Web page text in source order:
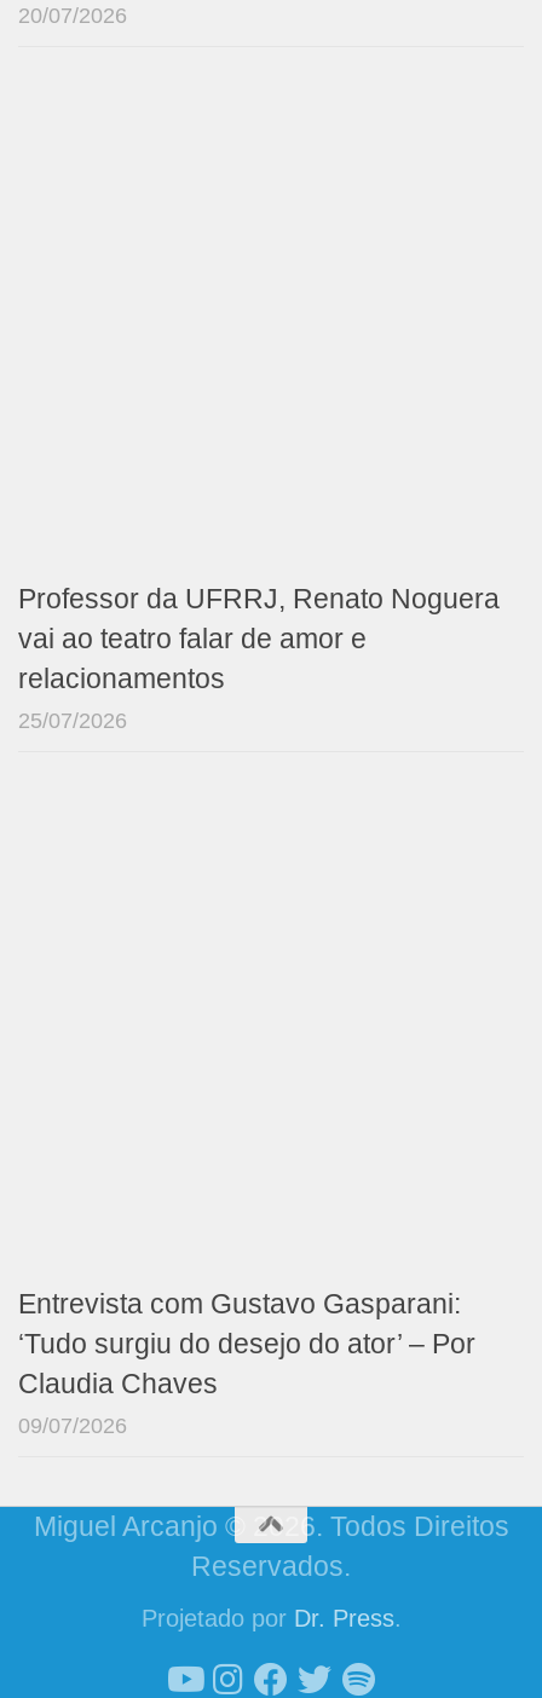
20/07/2026
Professor da UFRRJ, Renato Noguera
vai ao teatro falar de amor e
relacionamentos
25/07/2026
Entrevista com Gustavo Gasparani:
‘Tudo surgiu do desejo do ator’ – Por
Claudia Chaves
09/07/2026
Miguel Arcanjo © 2026. Todos Direitos
Reservados.
Projetado por Dr. Press.